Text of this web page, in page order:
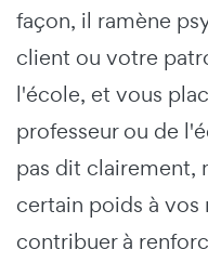
façon, il ramène
client ou votre
l'école, et vous
professeur ou de
pas dit clairement,
certain poids à
contribuer à